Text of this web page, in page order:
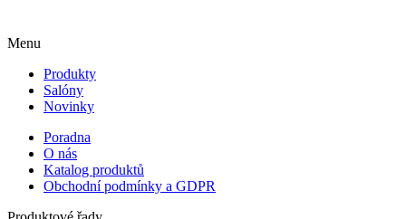
Menu
Produkty
Salóny
Novinky
Poradna
O nás
Katalog produktů
Obchodní podmínky a GDPR